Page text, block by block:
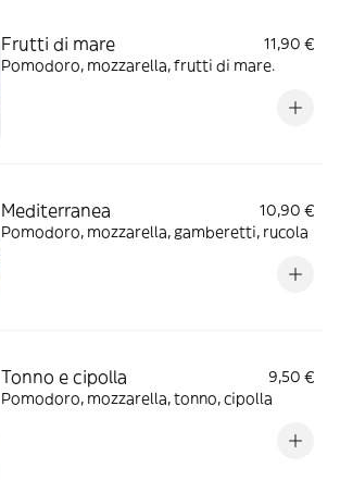
Frutti di mare
11,90 €
Pomodoro, mozzarella, frutti di mare.
Mediterranea
10,90 €
Pomodoro, mozzarella, gamberetti, rucola
Tonno e cipolla
9,50 €
Pomodoro, mozzarella, tonno, cipolla